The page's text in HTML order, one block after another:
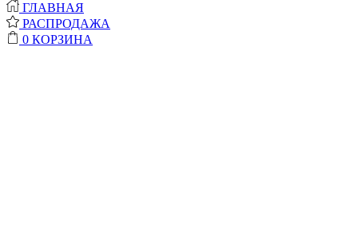
ГЛАВНАЯ
РАСПРОДАЖА
0 КОРЗИНА